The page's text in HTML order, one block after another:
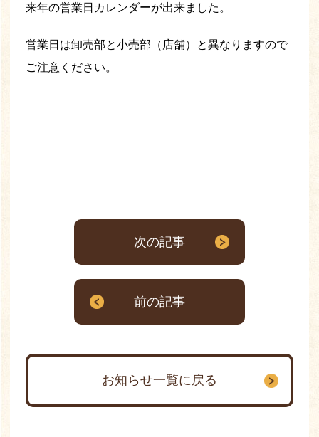
来年の営業日カレンダーが出来ました。
営業日は卸売部と小売部（店舗）と異なりますので
ご注意ください。
次の記事
前の記事
お知らせ一覧に戻る